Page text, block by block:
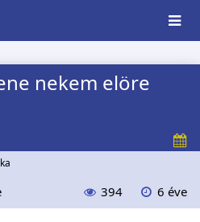
nekem elöre
394 6 éve